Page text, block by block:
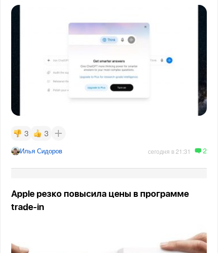
3 3
Илья Сидоров сегодня в 21:31 2
Apple резко повысила цены в программе
trade-in